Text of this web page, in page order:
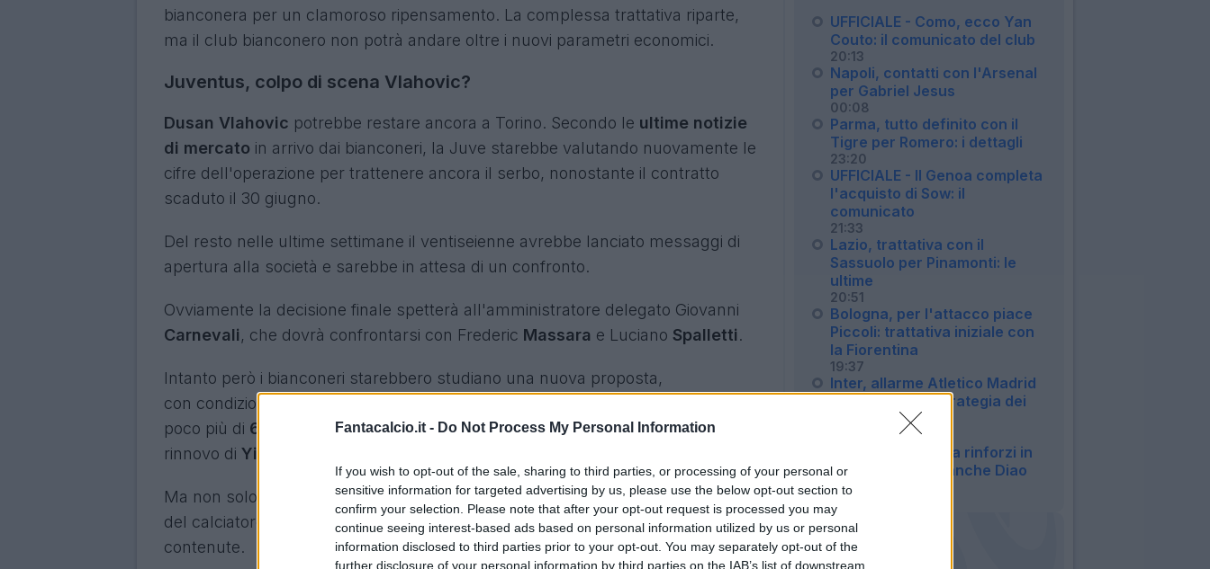
Fantacalcio.it - Do Not Process My Personal Information
If you wish to opt-out of the sale, sharing to third parties, or processing of your personal or
sensitive information for targeted advertising by us, please use the below opt-out section to
confirm your selection. Please note that after your opt-out request is processed you may
continue seeing interest-based ads based on personal information utilized by us or personal
information disclosed to third parties prior to your opt-out. You may separately opt-out of the
further disclosure of your personal information by third parties on the IAB’s list of downstream
bianconera per un clamoroso ripensamento. La complessa trattativa riparte,
ma il club bianconero non potrà andare oltre i nuovi parametri economici.
Juventus, colpo di scena Vlahovic?
Dusan Vlahovic potrebbe restare ancora a Torino. Secondo le ultime notizie
di mercato in arrivo dai bianconeri, la Juve starebbe valutando nuovamente le
cifre dell'operazione per trattenere ancora il serbo, nonostante il contratto
scaduto il 30 giugno.
Del resto nelle ultime settimane il ventiseienne avrebbe lanciato messaggi di
apertura alla società e sarebbe in attesa di un confronto.
Ovviamente la decisione finale spetterà all'amministratore delegato Giovanni
Carnevali, che dovrà confrontarsi con Frederic Massara e Luciano Spalletti.
Intanto però i bianconeri starebbero studiano una nuova proposta,
con condizioni non negoziabili. L'offerta prevederebbe un contratto di
poco più di 6 milioni netti a stagione, rispettando il tetto salariale stabilito dal
rinnovo di Yildiz
Ma non solo, per arrivare alla firma, toccherà anche una mano dall'entourage
del calciatore, con il padre Milos che dovrà accettarecommissionimolto
contenute.
UFFICIALE - Como, ecco Yan
Couto: il comunicato del club
20:13
Napoli, contatti con l'Arsenal
per Gabriel Jesus
00:08
Parma, tutto definito con il
Tigre per Romero: i dettagli
23:20
UFFICIALE - Il Genoa completa
l'acquisto di Sow: il
comunicato
21:33
Lazio, trattativa con il
Sassuolo per Pinamonti: le
ultime
20:51
Bologna, per l'attacco piace
Piccoli: trattativa iniziale con
la Fiorentina
19:37
Inter, allarme Atletico Madrid
per Romero: la strategia dei
Colchoneros
Atalanta, caccia a rinforzi in
attacco: spunta anche Diao
15:45